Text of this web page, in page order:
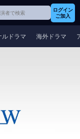
ログイン
ご加入
ルドラマ 海外ドラマ